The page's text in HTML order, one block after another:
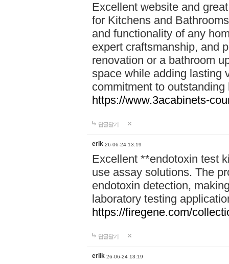
Excellent website and
for Kitchens and
and functionality of any
expert craftsmanship, and
renovation or a bathroom
space while adding lasting
commitment to
https://www.3acabinets-
답글달기
erik 26-06-24 13:19
Excellent **endotoxin test
use assay solutions. The
endotoxin detection,
laboratory testing
https://firegene.com/
답글달기
eriik 26-06-24 13:19